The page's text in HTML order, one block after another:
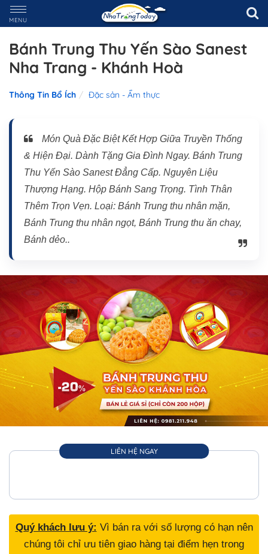
MENU
Bánh Trung Thu Yến Sào Sanest
Nha Trang - Khánh Hoà
Thông Tin Bổ Ích Đặc sản - Ẩm thực
Món Quà Đặc Biệt Kết Hợp Giữa Truyền Thống
& Hiện Đại. Dành Tặng Gia Đình Ngay. Bánh Trung
Thu Yến Sào Sanest Đẳng Cấp. Nguyên Liệu
Thượng Hạng. Hộp Bánh Sang Trọng. Tình Thân
Thêm Trọn Vẹn. Loại: Bánh Trung thu nhân mặn,
Bánh Trung thu nhân ngọt, Bánh Trung thu ăn chay,
Bánh dẻo..
LIÊN HỆ NGAY
Quý khách lưu ý: Vì bán ra với số lượng có hạn nên
chúng tôi chỉ ưu tiên giao hàng tại điểm hẹn trong